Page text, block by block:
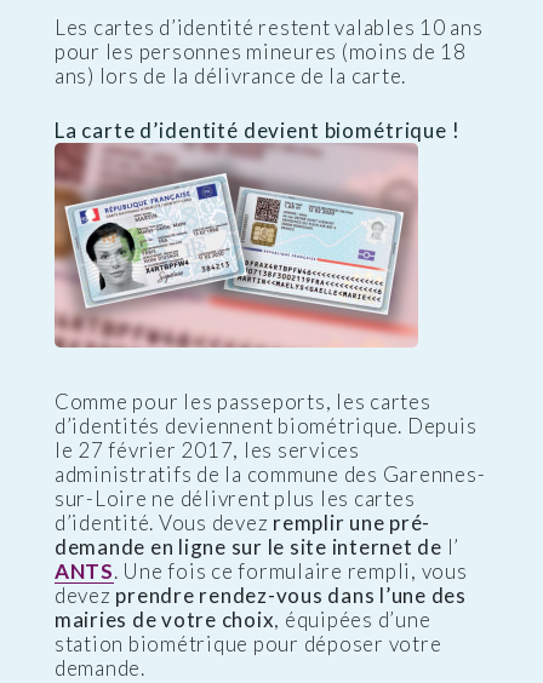
Les cartes d’identité restent valables 10 ans
pour les personnes mineures (moins de 18
ans) lors de la délivrance de la carte.
La carte d’identité devient biométrique !
Comme pour les passeports, les cartes
d’identités deviennent biométrique. Depuis
le 27 février 2017, les services
administratifs de la commune des Garennes-
sur-Loire ne délivrent plus les cartes
d’identité. Vous devez remplir une pré-
demande en ligne sur le site internet de l’
ANTS. Une fois ce formulaire rempli, vous
devez prendre rendez-vous dans l’une des
mairies de votre choix, équipées d’une
station biométrique pour déposer votre
demande.